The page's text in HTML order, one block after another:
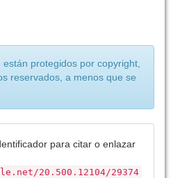
protegidos por copyright,
reservados, a menos que se
para citar o enlazar
20.500.12104/29374